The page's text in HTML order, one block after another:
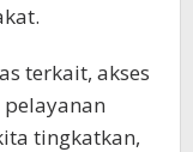
terkait, akses
tingkatkan,